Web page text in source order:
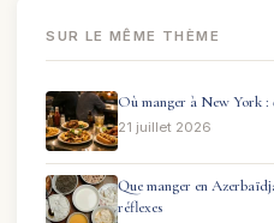
SUR LE MÊME THÈME
Où manger à New York
21 juillet 2026
Que manger en
réflexes